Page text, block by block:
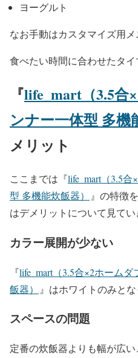
ヨーグルト
なお手動はカスタマイズ用
食べたい時間に合わせたタ
『life_mart（3.5合
ンナー一体型 多機
メリット
ここまでは『life_mart（3.5
型 多機能炊飯器）
』の特徴
はデメリットについて見てい
カラー展開が少ない
『life_mart（3.5合×2ホーム
飯器）
』はホワイトのみと
スペースの問題
定番の炊飯器よりも幅が広